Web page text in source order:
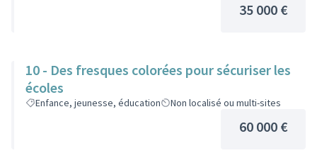
35 000 €
10 - Des fresques colorées pour sécuriser les
écoles
Enfance, jeunesse, éducation Non localisé ou multi-sites
60 000 €